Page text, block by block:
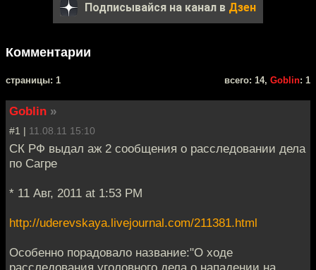
Подписывайся на канал в Дзен
Комментарии
cтраницы: 1 всего: 14, Goblin: 1
Goblin »
#1 | 11.08.11 15:10
СК РФ выдал аж 2 сообщения о расследовании дела
по Сагре
* 11 Авг, 2011 at 1:53 PM
http://uderevskaya.livejournal.com/211381.html
Особенно порадовало название:"О ходе